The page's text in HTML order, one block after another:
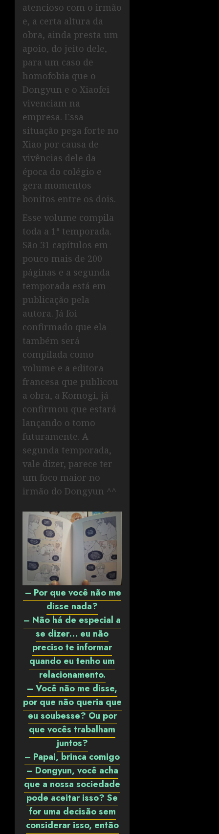
atencioso com o irmão
e, a certa altura da
obra, ainda presta um
apoio, do jeito dele,
para um caso de
homofobia que o
Dongyun e o Xiaofei
vivenciam na
empresa. Essa
situação pega forte no
Xiao por causa de
vivências dele da
época do colégio e
gera momentos
bonitos entre os dois.
Esse volume compila
toda a 1ª temporada.
São 31 capítulos em
pouco mais de 200
páginas e a segunda
temporada está em
publicação pela
autora. Já foi
confirmado que ela
também será
compilada como
volume e a editora
francesa que publicou
a obra, a Komogi, já
confirmou que estará
lançando o tomo
futuramente. A
segunda temporada,
vale dizer, parece ter
um foco maior no
irmão do Dongyun ^^
– Por que você não me
disse nada?
– Não há de especial a
se dizer… eu não
preciso te informar
quando eu tenho um
relacionamento.
– Você não me disse,
por que não queria que
eu soubesse? Ou por
que vocês trabalham
juntos?
– Papai, brinca comigo
– Dongyun, você acha
que a nossa sociedade
pode aceitar isso? Se
for uma decisão sem
considerar isso, então